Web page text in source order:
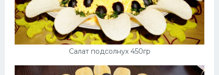
Салат подсолнух 450гр
Супы
Мясные блюда
Печенье